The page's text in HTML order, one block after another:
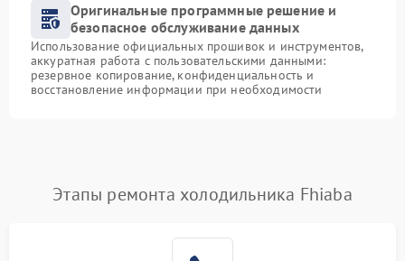
Оригинальные программные решение и
безопасное обслуживание данных
Использование официальных прошивок и инструментов,
аккуратная работа с пользовательскими данными:
резервное копирование, конфиденциальность и
восстановление информации при необходимости
Этапы ремонта холодильника Fhiaba